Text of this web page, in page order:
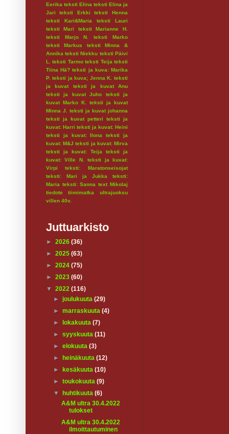
Eerika teksti Elina teksti Elina ja
Jari
teksti Erkki
teksti Henna
teksti Kari&Maria
teksti Lauri
teksti Mari
teksti Marianne H.
teksti Marjo N.
teksti Marko
teksti Markus
teksti Minna &
Annika teksti Niekku teksti Päivi
L.
teksti Tarmo teksti Teija teksti
Tiina Hä? teksti ja kuva: Marika
P. teksti ja kuva; Jenna K.
teksti
ja kuvat
teksti ja kuvat Anu
teksti ja kuvat Juho
teksti ja
kuvat Marko K.
teksti ja kuvat
Minna J.
teksti ja kuvat johanna
teksti ja kuvat petteri
teksti ja
kuvat: Harri teksti ja kuvat: Heini
teksti ja kuvat: Ilona
teksti ja
kuvat: M&J teksti ja kuvat: Mirva
teksti ja kuvat: Teija
teksti ja
kuvat: Ville N.
teksti ja kuvat:
Virpi
teksti: Maratonseisojat
teksti: Mari ja Jukka
teksti:
Maria teksti: Sanna text Mikolaj
tiedote
tiimimatka
ultrajuoksu
villen 40v.
Juttuarkisto
► 2026 (36)
► 2025 (63)
► 2024 (75)
► 2023 (60)
▼ 2022 (116)
►joulukuuta(29)
►marraskuuta(4)
►
lokakuuta(7)
►syyskuuta(11)
►elokuuta(3)
►
heinäkuuta(12)
►
kesäkuuta(10)
►toukokuuta(9)
▼
huhtikuuta(6)
A&M ultra 30.4.2022
tulokset
A&M ultra 30.4.2022
ilmoittautuminen